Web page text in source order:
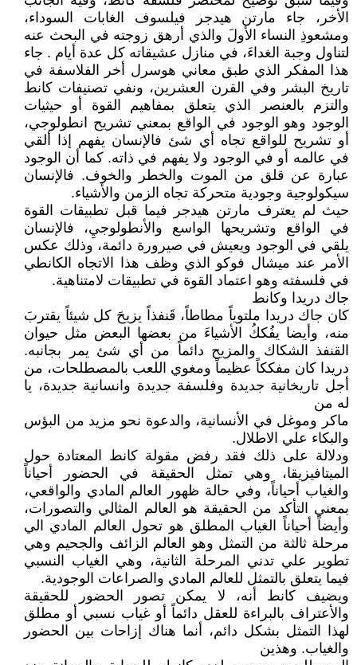
الأخر، جاء مارتن هيدجر فيلسوف الغابات السوداء،
ومشعوذِ النساء الأولَ والذي أرهق زوجته في البحث عنه
لتناول وجبة الغداءَ، في منازل عشيقاته كل عدة أيام . جاء
هذا المفكر الذي طبق معاني هوسرل أخر الفلاسفة في
تاريخ البشر وفي القرن العشرين، ونفي تصنيفات كانط
والتزم بالعنصر الذي يتعلق بمفاهيم القوة أو حيثيات
الوجود وهو الوجود في الواقع بمعني تشريح انطولوجي،
أو تشريح للواقع تجاه أي شئ فالإنسان يفهم إذا ألقي
في عالمه أو في الوجود ولا يفهم في ذاته. كما أن الوجود
عبارة عن قلق من الموت والخطر والخوف. فالإنسان
سيكولوجية وجودية متحركة تجاه الزمن والأشياء.
حيث لم يعترف مارتن هيدجر فيما قبل تطبيقات القوة
في الواقع وتشريحها الواسع والأنطولوجيِ، فالإنسان
يلقي في الوجود ويعيش في صيرورة دائمة، وذلك عكس
الأمر عند ميشال فوكو الذي وظف هذا الاتجاه الكانطي
في فلسفته وهو اعتماد القوة في تطبيقات لامتناهية.
جاك دريدا وكانط
كان جاك دريدا ملتوياً مطاطاً، قَنفذاً يزيحَ كل شيئاً يقتربَ
منه، وأيضا يفُككُ الأشياءَ من بعضها البعض مثل حيوان
القنفذ الشكاك والمزيح دائماً من أي شئ يمر بجانبه.
دريدا كان مفككاً عظيماً ومغوي اللعب بالمصطلحات، من
أجل تاريخانية جديدة وفلسفة جديدة وانسانية جديدة، يا
له من
ماكر وموغل في الأنسانية، والدعوة نحو مزيد من البؤس
والبكاء علي الاطلال.
ودلالة على ذلك فقد رفض مقولة كانط المعتادة حول
الميتافيزيقا، وهي تمثل الحقيقة في الحضور أحياناً
والغياب أحياناً، وفي حالة ظهور العالم المادي والواقعي،
بمعني التأكد من الحقيقة هو العالم المثالي والتصورات،
وأيضاً أحياناً الغياب المطلق هو تحول العالم المادي الي
مرحلة ثالثة من التمثل وهو العالم الزائف والجحيم وهي
تطوير علي تدني المرحلة الثانية، وهي الغياب النسبي
فيما يتعلق بالتمثل للعالم المادي والصراعات الوجودية.
ويضيف كانط أنه، لا يمكن تصور الحضور للحقيقة
والأعتراف بالبراءة للعقل دائماً أو غياب نسبي أو مطلق
لهذا التمثل بشكل دائم، أنما هناك إزاحات بين الحضور
والغياب. وهذين